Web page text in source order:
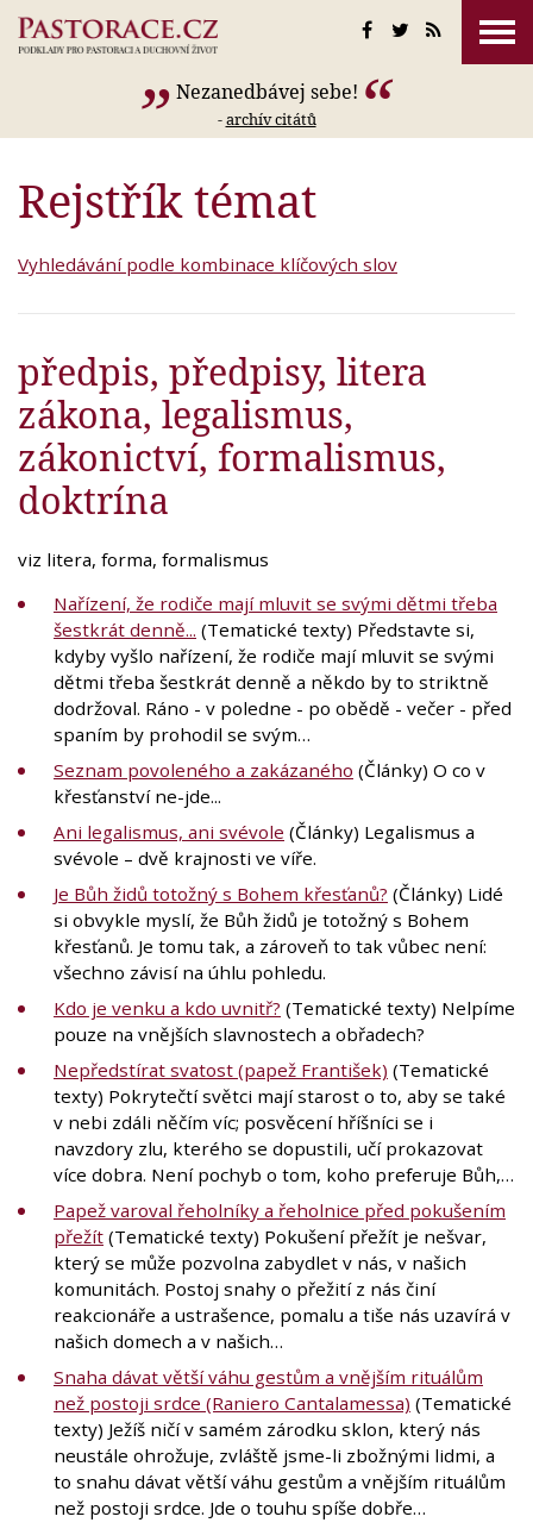
Nezanedbávej sebe!
-archív citátů
Rejstřík témat
Vyhledávání podle kombinace klíčových slov
předpis, předpisy, litera
zákona, legalismus,
zákonictví, formalismus,
doktrína
viz litera, forma, formalismus
Nařízení, že rodiče mají mluvit se svými dětmi třeba
šestkrát denně... (Tematické texty) Představte si,
kdyby vyšlo nařízení, že rodiče mají mluvit se svými
dětmi třeba šestkrát denně a někdo by to striktně
dodržoval. Ráno - v poledne - po obědě - večer - před
spaním by prohodil se svým…
Seznam povoleného a zakázaného (Články) O co v
křesťanství ne-jde...
Ani legalismus, ani svévole (Články) Legalismus a
svévole – dvě krajnosti ve víře.
Je Bůh židů totožný s Bohem křesťanů? (Články) Lidé
si obvykle myslí, že Bůh židů je totožný s Bohem
křesťanů. Je tomu tak, a zároveň to tak vůbec není:
všechno závisí na úhlu pohledu.
Kdo je venku a kdo uvnitř? (Tematické texty) Nelpíme
pouze na vnějších slavnostech a obřadech?
Nepředstírat svatost (papež František) (Tematické
texty) Pokrytečtí světci mají starost o to, aby se také
v nebi zdáli něčím víc; posvěcení hříšníci se i
navzdory zlu, kterého se dopustili, učí prokazovat
více dobra. Není pochyb o tom, koho preferuje Bůh,…
Papež varoval řeholníky a řeholnice před pokušením
přežít (Tematické texty) Pokušení přežít je nešvar,
který se může pozvolna zabydlet v nás, v našich
komunitách. Postoj snahy o přežití z nás činí
reakcionáře a ustrašence, pomalu a tiše nás uzavírá v
našich domech a v našich…
Snaha dávat větší váhu gestům a vnějším rituálům
než postoji srdce (Raniero Cantalamessa) (Tematické
texty) Ježíš ničí v samém zárodku sklon, který nás
neustále ohrožuje, zvláště jsme-li zbožnými lidmi, a
to snahu dávat větší váhu gestům a vnějším rituálům
než postoji srdce. Jde o touhu spíše dobře…